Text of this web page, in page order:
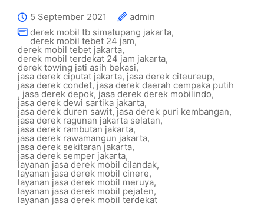
5 September 2021
admin
derek mobil tb simatupang jakarta,
derek mobil tebet 24 jam,
derek mobil tebet jakarta,
derek mobil terdekat 24 jam jakarta,
derek towing jati asih bekasi,
jasa derek ciputat jakarta, jasa derek citeureup,
jasa derek condet, jasa derek daerah cempaka putih
, jasa derek depok,jasa derek derek mobilindo,
jasa derek dewi sartika jakarta,
jasa derek duren sawit,jasa derek puri kembangan,
jasa derek ragunan jakarta selatan,
jasa derek rambutan jakarta,
jasa derek rawamangun jakarta,
jasa derek sekitaran jakarta,
jasa derek semper jakarta,
layanan jasa derek mobil cilandak,
layanan jasa derek mobil cinere,
layanan jasa derek mobil meruya,
layanan jasa derek mobil pejaten,
layanan jasa derek mobil terdekat